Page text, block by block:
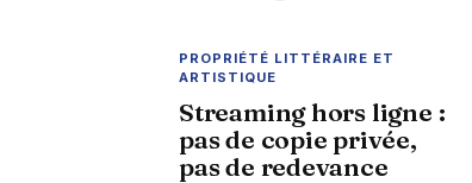
PROPRIÉTÉ LITTÉRAIRE ET
ARTISTIQUE
Streaming hors ligne :
pas de copie privée,
pas de redevance